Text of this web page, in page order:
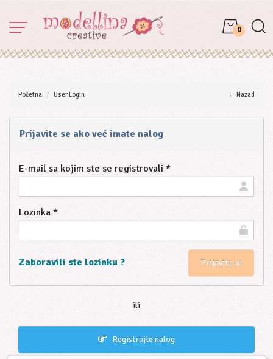
0
Početna User Login ← Nazad
Prijavite se ako već imate nalog
E-mail sa kojim ste se registrovali *
Lozinka *
Zaboravili ste lozinku ?
ili
Registrujte nalog